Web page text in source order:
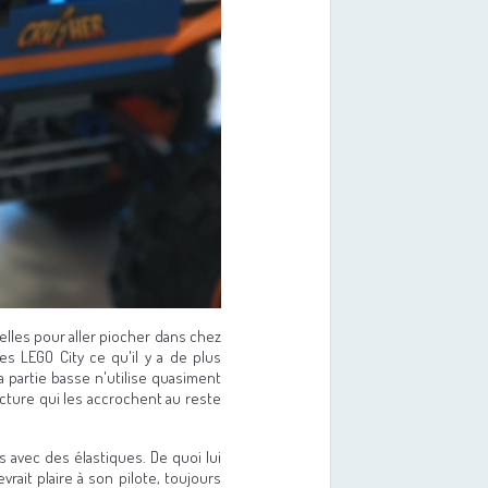
pour aller piocher dans chez
LEGO City ce qu'il y a de plus
partie basse n'utilise quasiment
qui les accrochent au reste
des élastiques. De quoi lui
plaire à son pilote, toujours